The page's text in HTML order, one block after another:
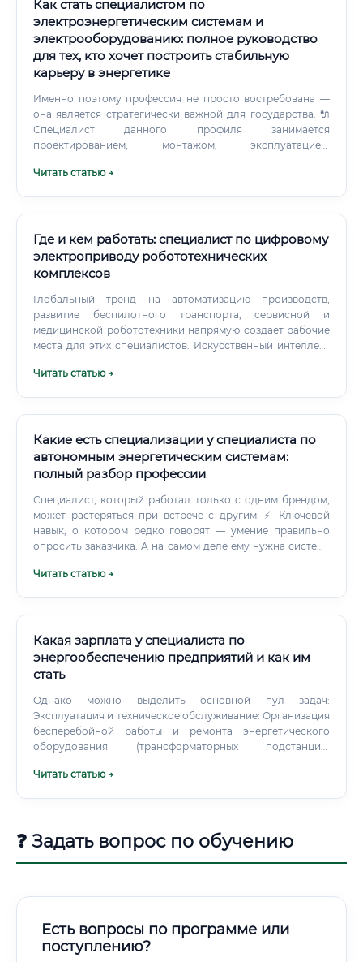
Как стать специалистом по
электроэнергетическим системам и
электрооборудованию: полное руководство
для тех, кто хочет построить стабильную
карьеру в энергетике
Именно поэтому профессия не просто востребована —
она является стратегически важной для государства. 🔌
Специалист данного профиля занимается
проектированием, монтажом, эксплуатацией,
оборудования. Он обеспечивает передачу электрической
Читать статью →
Где и кем работать: специалист по цифровому
электроприводу робототехнических
комплексов
Глобальный тренд на автоматизацию производств,
развитие беспилотного транспорта, сервисной и
медицинской робототехники напрямую создает рабочие
места для этих специалистов. Искусственный интеллект
Читать статью →
Какие есть специализации у специалиста по
автономным энергетическим системам:
полный разбор профессии
Специалист, который работал только с одним брендом,
может растеряться при встрече с другим. ⚡ Ключевой
навык, о котором редко говорят — умение правильно
опросить заказчика. А на самом деле ему нужна система
максимальной нагрузкой и возможностью расширения в
Читать статью →
Какая зарплата у специалиста по
энергообеспечению предприятий и как им
стать
Однако можно выделить основной пул задач:
Эксплуатация и техническое обслуживание: Организация
бесперебойной работы и ремонта энергетического
оборудования (трансформаторных подстанций,
контроль графиков планово-предупредительных
Читать статью →
❓ Задать вопрос по обучению
Есть вопросы по программе или
поступлению?